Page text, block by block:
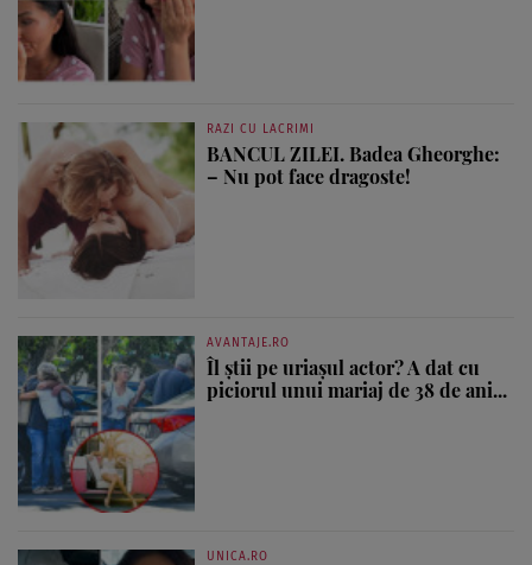
RAZI CU LACRIMI
BANCUL ZILEI. Badea Gheorghe:
– Nu pot face dragoste!
AVANTAJE.RO
Îl știi pe uriașul actor? A dat cu
piciorul unui mariaj de 38 de ani...
UNICA.RO